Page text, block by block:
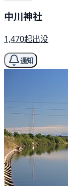
中川神社
1,470起出没
通知